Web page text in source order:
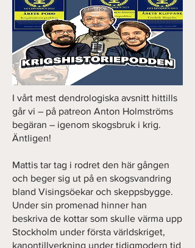
I vårt mest dendrologiska avsnitt hittills
går vi – på patreon Anton Holmströms
begäran – igenom skogsbruk i krig.
Äntligen!
Mattis tar tag i rodret den här gången
och beger sig ut på en skogsvandring
bland Visingsöekar och skeppsbygge.
Under sin promenad hinner han
beskriva de kottar som skulle värma upp
Stockholm under första världskriget,
kanontillverkning under tidigmodern tid